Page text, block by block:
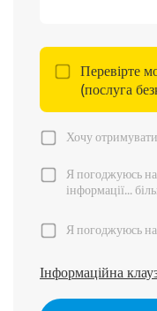
Перевірте
(послуга
Хочу
Я погоджуюсь
інформації...
Я погоджуюсь
Інформаційна